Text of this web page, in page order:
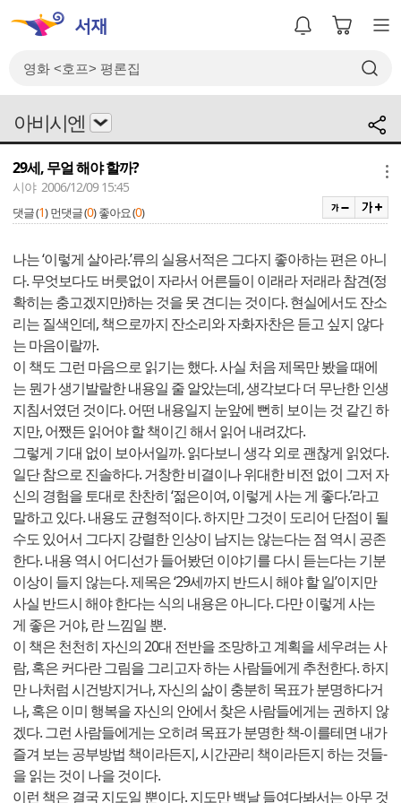
아비시엔
29세, 무얼 해야 할까?
시야 2006/12/09 15:45
댓글 (1) 먼댓글 (0) 좋아요 (0)
나는 ‘이렇게 살아라.’류의 실용서적은 그다지 좋아하는 편은 아니
다. 무엇보다도 버릇없이 자라서 어른들이 이래라 저래라 참견(정
확히는 충고겠지만)하는 것을 못 견디는 것이다. 현실에서도 잔소
리는 질색인데, 책으로까지 잔소리와 자화자찬은 듣고 싶지 않다
는 마음이랄까.
이 책도 그런 마음으로 읽기는 했다. 사실 처음 제목만 봤을 때에
는 뭔가 생기발랄한 내용일 줄 알았는데, 생각보다 더 무난한 인생
지침서였던 것이다. 어떤 내용일지 눈앞에 뻔히 보이는 것 같긴 하
지만, 어쨌든 읽어야 할 책이긴 해서 읽어 내려갔다.
그렇게 기대 없이 보아서일까. 읽다보니 생각 외로 괜찮게 읽었다.
일단 참으로 진솔하다. 거창한 비결이나 위대한 비전 없이 그저 자
신의 경험을 토대로 찬찬히 ‘젊은이여, 이렇게 사는 게 좋다.’라고
말하고 있다. 내용도 균형적이다. 하지만 그것이 도리어 단점이 될
수도 있어서 그다지 강렬한 인상이 남지는 않는다는 점 역시 공존
한다. 내용 역시 어디선가 들어봤던 이야기를 다시 듣는다는 기분
이상이 들지 않는다. 제목은 ‘29세까지 반드시 해야 할 일’이지만
사실 반드시 해야 한다는 식의 내용은 아니다. 다만 이렇게 사는
게 좋은 거야, 란 느낌일 뿐.
이 책은 천천히 자신의 20대 전반을 조망하고 계획을 세우려는 사
람, 혹은 커다란 그림을 그리고자 하는 사람들에게 추천한다. 하지
만 나처럼 시건방지거나, 자신의 삶이 충분히 목표가 분명하다거
나, 혹은 이미 행복을 자신의 안에서 찾은 사람들에게는 권하지 않
겠다. 그런 사람들에게는 오히려 목표가 분명한 책-이를테면 내가
즐겨 보는 공부방법 책이라든지, 시간관리 책이라든지 하는 것들-
을 읽는 것이 나을 것이다.
이런 책은 결국 지도일 뿐이다. 지도만 백날 들여다봐서는 아무 것